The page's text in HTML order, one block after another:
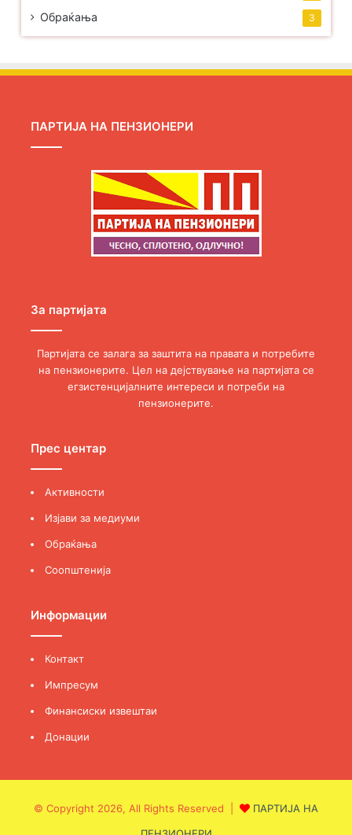
Обраќања 3
ПАРТИЈА НА ПЕНЗИОНЕРИ
За партијата
Партијата се залага за заштита на правата и потребите
на пензионерите. Цел на дејствување на партијата се
егзистенцијалните интереси и потреби на
пензионерите.
Прес центар
Активности
Изјави за медиуми
Обраќања
Соопштенија
Информации
Контакт
Импресум
Финансиски извештаи
Донации
© Copyright 2026, All Rights Reserved |
ПАРТИЈА НА